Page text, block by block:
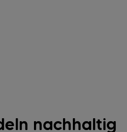
nachhaltig